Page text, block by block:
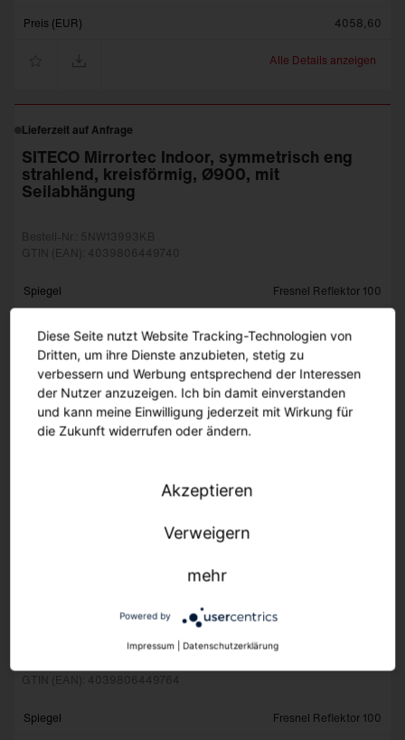
Preis (EUR) 4058,60
Alle Details anzeigen
Lieferzeit auf Anfrage
SITECO Mirrortec Indoor, symmetrisch eng
strahlend, kreisförmig, Ø900, mit
Seilabhängung
Bestell-Nr.: 5NW13993KB
GTIN (EAN): 4039806449740
Spiegel Fresnel Reflektor 100
Form
Abmessung (mm)
Gew. (kg)
SITECO Mirrortec Indoor, symmetrisch eng
Seilabhängung
GTIN (EAN): 4039806449764
Spiegel Fresnel Reflektor 100
Diese Seite nutzt Website Tracking-Technologien von
Dritten, um ihre Dienste anzubieten, stetig zu
verbessern und Werbung entsprechend der Interessen
der Nutzer anzuzeigen. Ich bin damit einverstanden
und kann meine Einwilligung jederzeit mit Wirkung für
die Zukunft widerrufen oder ändern.
Akzeptieren
Verweigern
mehr
Powered by
Impressum | Datenschutzerklärung